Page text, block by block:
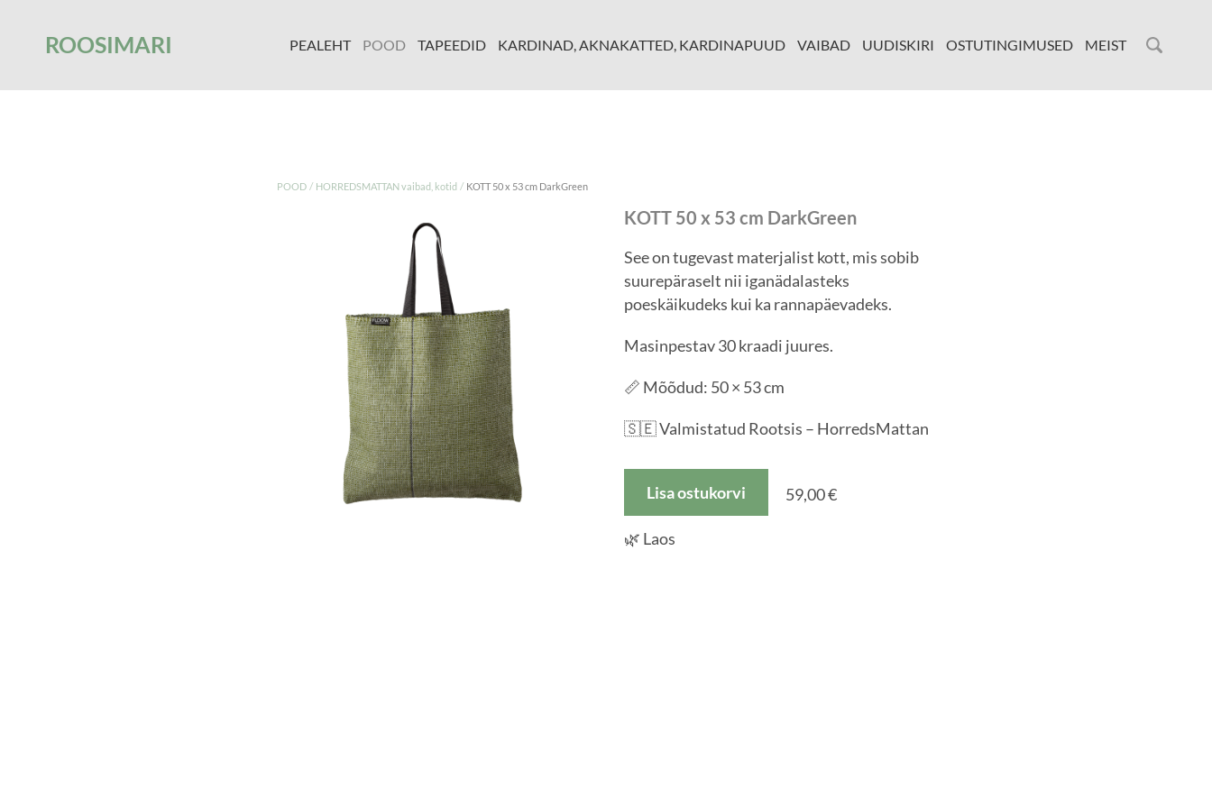
ROOSIMARI PEALEHT POOD TAPEEDID KARDINAD, AKNAKATTED, KARDINAPUUD VAIBAD UUDISKIRI OSTUTINGIMUSED MEIST
POOD / HORREDSMATTAN vaibad, kotid / KOTT 50 x 53 cm DarkGreen
KOTT 50 x 53 cm DarkGreen
See on tugevast materjalist kott, mis sobib
suurepäraselt nii iganädalasteks
poeskäikudeks kui ka rannapäevadeks.
Masinpestav 30 kraadi juures.
📏 Mõõdud: 50 × 53 cm
🇸🇪 Valmistatud Rootsis – HorredsMattan
Lisa ostukorvi 59,00 €
🌿 Laos